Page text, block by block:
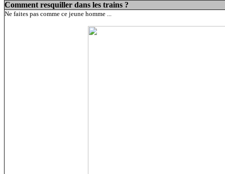
Comment resquiller dans les trains ?
Ne faites pas comme ce jeune homme ...